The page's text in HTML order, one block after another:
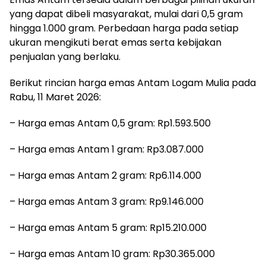
yang dapat dibeli masyarakat, mulai dari 0,5 gram
hingga 1.000 gram. Perbedaan harga pada setiap
ukuran mengikuti berat emas serta kebijakan
penjualan yang berlaku.
Berikut rincian harga emas Antam Logam Mulia pada
Rabu, 11 Maret 2026:
– Harga emas Antam 0,5 gram: Rp1.593.500
– Harga emas Antam 1 gram: Rp3.087.000
– Harga emas Antam 2 gram: Rp6.114.000
– Harga emas Antam 3 gram: Rp9.146.000
– Harga emas Antam 5 gram: Rp15.210.000
– Harga emas Antam 10 gram: Rp30.365.000